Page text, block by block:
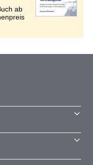
ab